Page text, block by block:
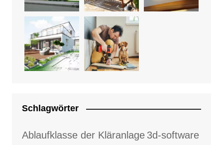
Schlagwörter
Ablaufklasse der Kläranlage 3d-software